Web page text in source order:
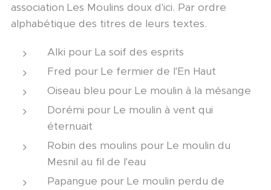
association Les Moulins doux d'ici. Par ordre
alphabétique des titres de leurs textes.
Alki pour La soif des esprits
Fred pour Le fermier de l'En Haut
Oiseau bleu pour Le moulin à la mésange
Dorémi pour Le moulin à vent qui
éternuait
Robin des moulins pour Le moulin du
Mesnil au fil de l'eau
Papangue pour Le moulin perdu de